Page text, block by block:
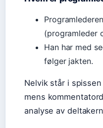
(programleder
Han har med
følger jakten.
Nelvik står i
mens
analyse av